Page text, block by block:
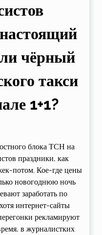
чёрный
такси
1+1?
блока ТСН на
праздники, как
потом. Кое-где цены
новогоднюю ночь
заработать по
интернет-сайты
рекламируют
в журналистких